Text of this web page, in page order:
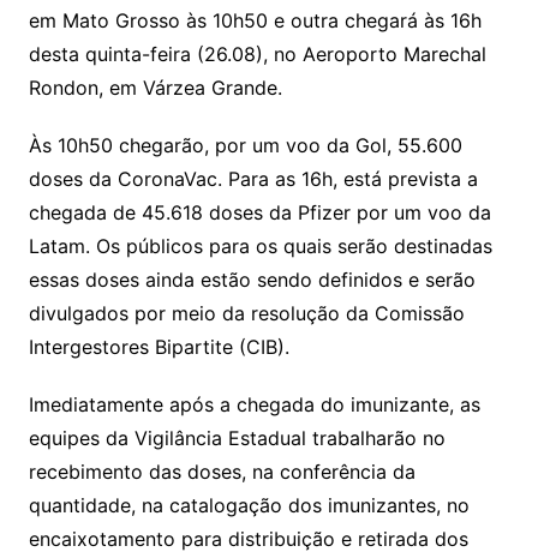
em Mato Grosso às 10h50 e outra chegará às 16h
desta quinta-feira (26.08), no Aeroporto Marechal
Rondon, em Várzea Grande.
Às 10h50 chegarão, por um voo da Gol, 55.600
doses da CoronaVac. Para as 16h, está prevista a
chegada de 45.618 doses da Pfizer por um voo da
Latam. Os públicos para os quais serão destinadas
essas doses ainda estão sendo definidos e serão
divulgados por meio da resolução da Comissão
Intergestores Bipartite (CIB).
Imediatamente após a chegada do imunizante, as
equipes da Vigilância Estadual trabalharão no
recebimento das doses, na conferência da
quantidade, na catalogação dos imunizantes, no
encaixotamento para distribuição e retirada dos